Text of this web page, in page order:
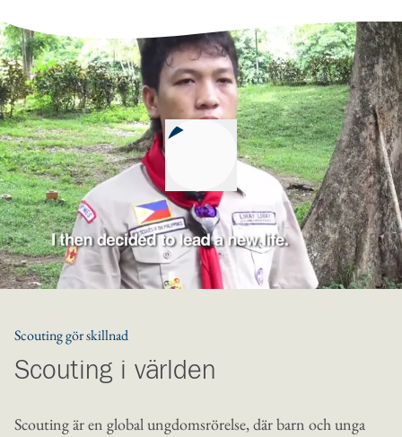
Spela upp
Scouting gör skillnad
Scouting i världen
Scouting är en global ungdomsrörelse, där barn och unga